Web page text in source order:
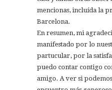
mencionas, incluída la
Barcelona.
En resumen, mi
manifestado por lo
partucular, por la
puedo contar contigo
amigo. A ver si